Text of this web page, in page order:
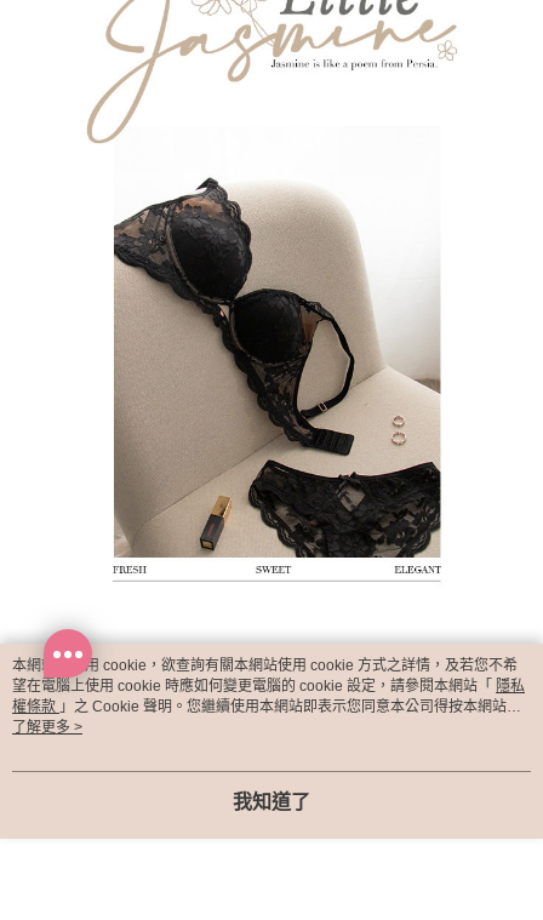
本網站中使用 cookie，欲查詢有關本網站使用 cookie 方式之詳情，及若您不希
望在電腦上使用 cookie 時應如何變更電腦的 cookie 設定，請參閱本網站「 隱私
權條款 」之 Cookie 聲明。您繼續使用本網站即表示您同意本公司得按本網站使
用條款之 Cookie 聲明使用 cookie。
了解更多 >
我知道了